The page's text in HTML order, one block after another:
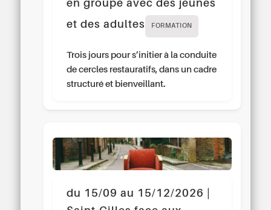
en groupe avec des jeunes
et des adultes
FORMATION
Trois jours pour s’initier à la conduite
de cercles restauratifs, dans un cadre
structuré et bienveillant.
du 15/09 au 15/12/2026 |